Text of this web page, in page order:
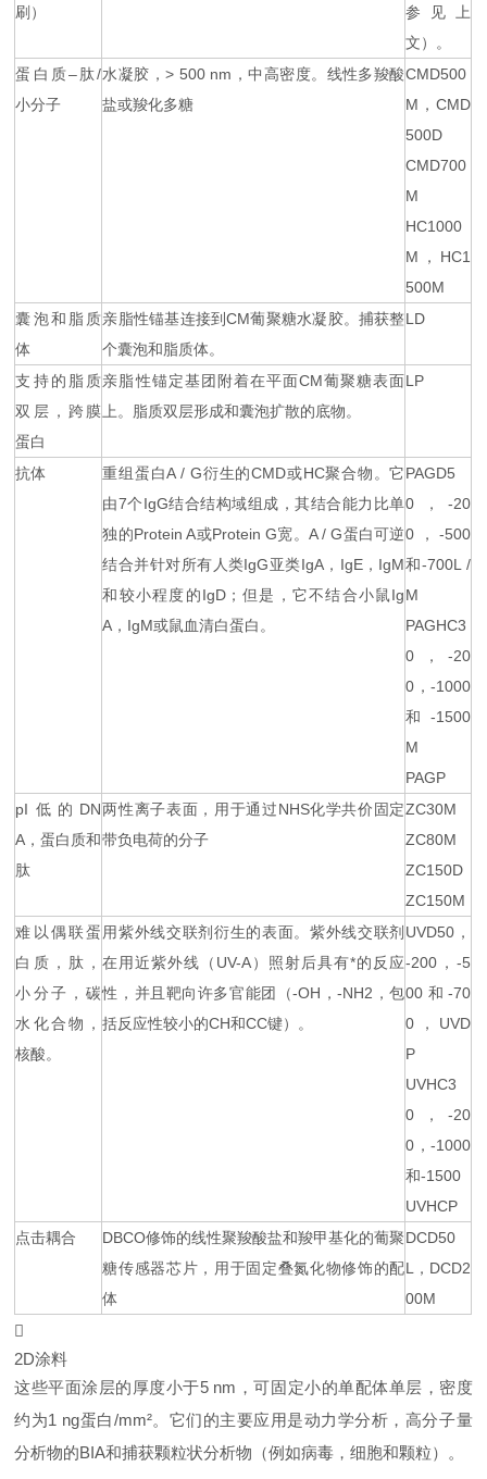
刷）
参见上
文）。
蛋白质–肽/
小分子
水凝胶，> 500 nm，中高密度。线性多羧酸
盐或羧化多糖
CMD500
M，CMD
500D
CMD700
M
HC1000
M，HC1
500M
囊泡和脂质
体
亲脂性锚基连接到CM葡聚糖水凝胶。捕获整
个囊泡和脂质体。
LD
支持的脂质
双层，跨膜
蛋白
亲脂性锚定基团附着在平面CM葡聚糖表面
上。脂质双层形成和囊泡扩散的底物。
LP
抗体
重组蛋白A / G衍生的CMD或HC聚合物。它
由7个IgG结合结构域组成，其结合能力比单
独的Protein A或Protein G宽。A / G蛋白可逆
结合并针对所有人类IgG亚类IgA，IgE，IgM
和较小程度的IgD；但是，它不结合小鼠Ig
A，IgM或鼠血清白蛋白。
PAGD5
0，-20
0，-500
和-700L /
M
PAGHC3
0，-20
0，-1000
和-1500
M
PAGP
pI低的DN
A，蛋白质和
肽
两性离子表面，用于通过NHS化学共价固定
带负电荷的分子
ZC30M
ZC80M
ZC150D
ZC150M
难以偶联蛋
白质，肽，
小分子，碳
水化合物，
核酸。
用紫外线交联剂衍生的表面。紫外线交联剂
在用近紫外线（UV-A）照射后具有*的反应
性，并且靶向许多官能团（-OH，-NH2，包
括反应性较小的CH和CC键）。
UVD50，
-200，-5
00和-70
0，UVD
P
UVHC3
0，-20
0，-1000
和-1500
UVHCP
点击耦合
DBCO修饰的线性聚羧酸盐和羧甲基化的葡聚
糖传感器芯片，用于固定叠氮化物修饰的配
体
DCD50
L，DCD2
00M

2D涂料
这些平面涂层的厚度小于5 nm，可固定小的单配体单层，密度
约为1 ng蛋白/mm²。它们的主要应用是动力学分析，高分子量
分析物的BIA和捕获颗粒状分析物（例如病毒，细胞和颗粒）。